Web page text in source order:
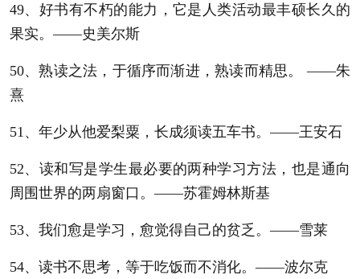
49、好书有不朽的能力，它是人类活动最丰硕长久的
果实。——史美尔斯
50、熟读之法，于循序而渐进，熟读而精思。 ——朱
熹
51、年少从他爱梨粟，长成须读五车书。——王安石
52、读和写是学生最必要的两种学习方法，也是通向
周围世界的两扇窗口。——苏霍姆林斯基
53、我们愈是学习，愈觉得自己的贫乏。——雪莱
54、读书不思考，等于吃饭而不消化。——波尔克